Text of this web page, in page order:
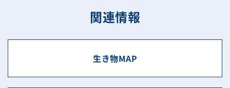
関連情報
生き物MAP